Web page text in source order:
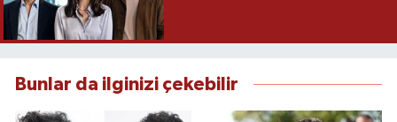
Bunlar da ilginizi çekebilir